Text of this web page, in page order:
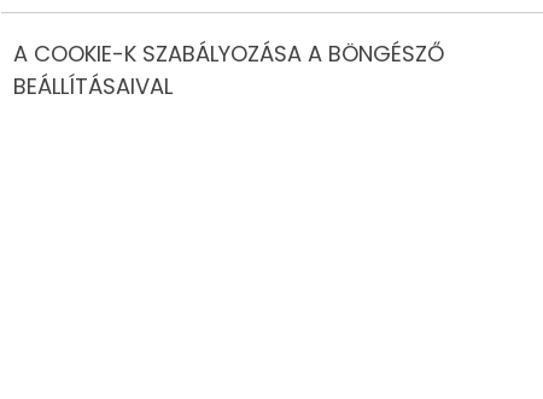
A COOKIE-K SZABÁLYOZÁSA A BÖNGÉSZŐ
BEÁLLÍTÁSAIVAL